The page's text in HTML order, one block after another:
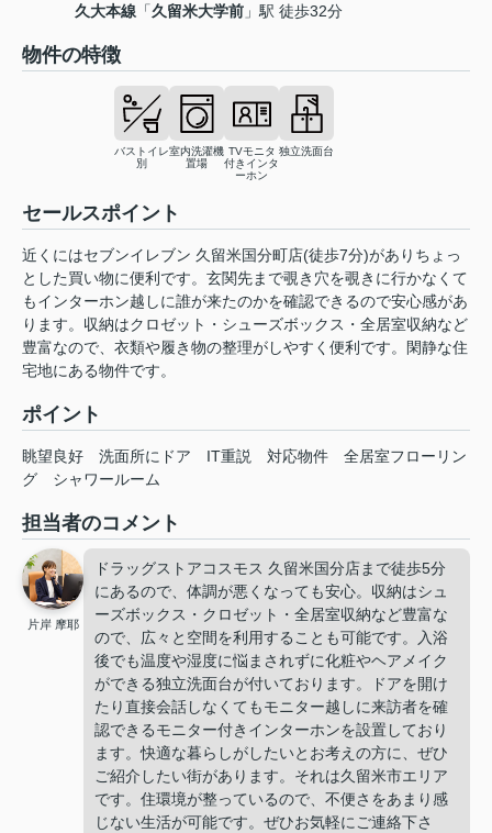
久大本線 「久留米大学前 」駅 徒歩32分
物件の特徴
バストイレ
別
室内洗濯機
置場
TVモニタ
付きインタ
ーホン
独立洗面台
セールスポイント
近くにはセブンイレブン 久留米国分町店(徒歩7分)がありちょっ
とした買い物に便利です。玄関先まで覗き穴を覗きに行かなくて
もインターホン越しに誰が来たのかを確認できるので安心感があ
ります。収納はクロゼット・シューズボックス・全居室収納など
豊富なので、衣類や履き物の整理がしやすく便利です。閑静な住
宅地にある物件です。
ポイント
眺望良好 洗面所にドア IT重説 対応物件
全居室フローリン
グ
シャワールーム
担当者のコメント
片岸 摩耶
ドラッグストアコスモス 久留米国分店まで徒歩5分
にあるので、体調が悪くなっても安心。収納はシュ
ーズボックス・クロゼット・全居室収納など豊富な
ので、広々と空間を利用することも可能です。入浴
後でも温度や湿度に悩まされずに化粧やヘアメイク
ができる独立洗面台が付いております。ドアを開け
たり直接会話しなくてもモニター越しに来訪者を確
認できるモニター付きインターホンを設置しており
ます。快適な暮らしがしたいとお考えの方に、ぜひ
ご紹介したい街があります。それは久留米市エリア
です。住環境が整っているので、不便さをあまり感
じない生活が可能です。ぜひお気軽にご連絡下さ